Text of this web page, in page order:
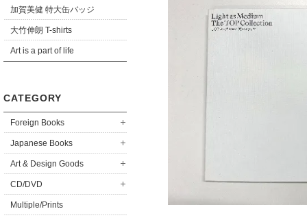
加賀美健 特大缶バッジ
大竹伸朗 T-shirts
Art is a part of life
CATEGORY
Foreign Books
Japanese Books
Art & Design Goods
CD/DVD
Multiple/Prints